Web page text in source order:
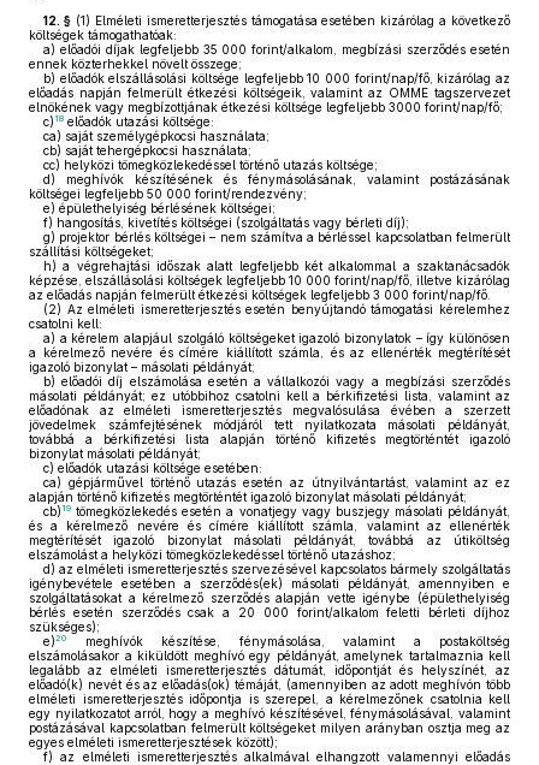
12. § (1) Elméleti ismeretterjesztés támogatása esetében kizárólag a következő
költségek támogathatóak:
a) előadói díjak legfeljebb 35 000 forint/alkalom, megbízási szerződés esetén
ennek közterhekkel növelt összege;
b) előadók elszállásolási költsége legfeljebb 10 000 forint/nap/fő, kizárólag az
előadás napján felmerült étkezési költségeik, valamint az OMME tagszervezet
elnökének vagy megbízottjának étkezési költsége legfeljebb 3000 forint/nap/fő;
c) 18 előadók utazási költsége:
ca) saját személygépkocsi használata;
cb) saját tehergépkocsi használata;
cc) helyközi tömegközlekedéssel történő utazás költsége;
d) meghívók készítésének és fénymásolásának, valamint postázásának
költségei legfeljebb 50 000 forint/rendezvény;
e) épülethelyiség bérlésének költségei;
f) hangosítás, kivetítés költségei (szolgáltatás vagy bérleti díj);
g) projektor bérlés költségei – nem számítva a bérléssel kapcsolatban felmerült
szállítási költségeket;
h) a végrehajtási időszak alatt legfeljebb két alkalommal a szaktanácsadók
képzése, elszállásolási költségek legfeljebb 10 000 forint/nap/fő, illetve kizárólag
az előadás napján felmerült étkezési költségek legfeljebb 3 000 forint/nap/fő.
(2) Az elméleti ismeretterjesztés esetén benyújtandó támogatási kérelemhez
csatolni kell:
a) a kérelem alapjául szolgáló költségeket igazoló bizonylatok – így különösen
a kérelmező nevére és címére kiállított számla, és az ellenérték megtérítését
igazoló bizonylat – másolati példányát;
b) előadói díj elszámolása esetén a vállalkozói vagy a megbízási szerződés
másolati példányát; ez utóbbihoz csatolni kell a bérkifizetési lista, valamint az
előadónak az elméleti ismeretterjesztés megvalósulása évében a szerzett
jövedelmek számfejtésének módjáról tett nyilatkozata másolati példányát,
továbbá a bérkifizetési lista alapján történő kifizetés megtörténtét igazoló
bizonylat másolati példányát;
c) előadók utazási költsége esetében:
ca) gépjárművel történő utazás esetén az útnyilvántartást, valamint az ez
alapján történő kifizetés megtörténtét igazoló bizonylat másolati példányát;
cb) 19 tömegközlekedés esetén a vonatjegy vagy buszjegy másolati példányát,
és a kérelmező nevére és címére kiállított számla, valamint az ellenérték
megtérítését igazoló bizonylat másolati példányát, továbbá az útiköltség
elszámolást a helyközi tömegközlekedéssel történő utazáshoz;
d) az elméleti ismeretterjesztés szervezésével kapcsolatos bármely szolgáltatás
igénybevétele esetében a szerződés(ek) másolati példányát, amennyiben e
szolgáltatásokat a kérelmező szerződés alapján vette igénybe (épülethelyiség
bérlés esetén szerződés csak a 20 000 forint/alkalom feletti bérleti díjhoz
szükséges);
e)20
meghívók készítése, fénymásolása, valamint a postaköltség
elszámolásakor a kiküldött meghívó egy példányát, amelynek tartalmaznia kell
legalább az elméleti ismeretterjesztés dátumát, időpontját és helyszínét, az
előadó(k) nevét és az előadás(ok) témáját, (amennyiben az adott meghívón több
elméleti ismeretterjesztés időpontja is szerepel, a kérelmezőnek csatolnia kell
egy nyilatkozatot arról, hogy a meghívó készítésével, fénymásolásával, valamint
postázásával kapcsolatban felmerült költségeket milyen arányban osztja meg az
egyes elméleti ismeretterjesztések között);
f) az elméleti ismeretterjesztés alkalmával elhangzott valamennyi előadás